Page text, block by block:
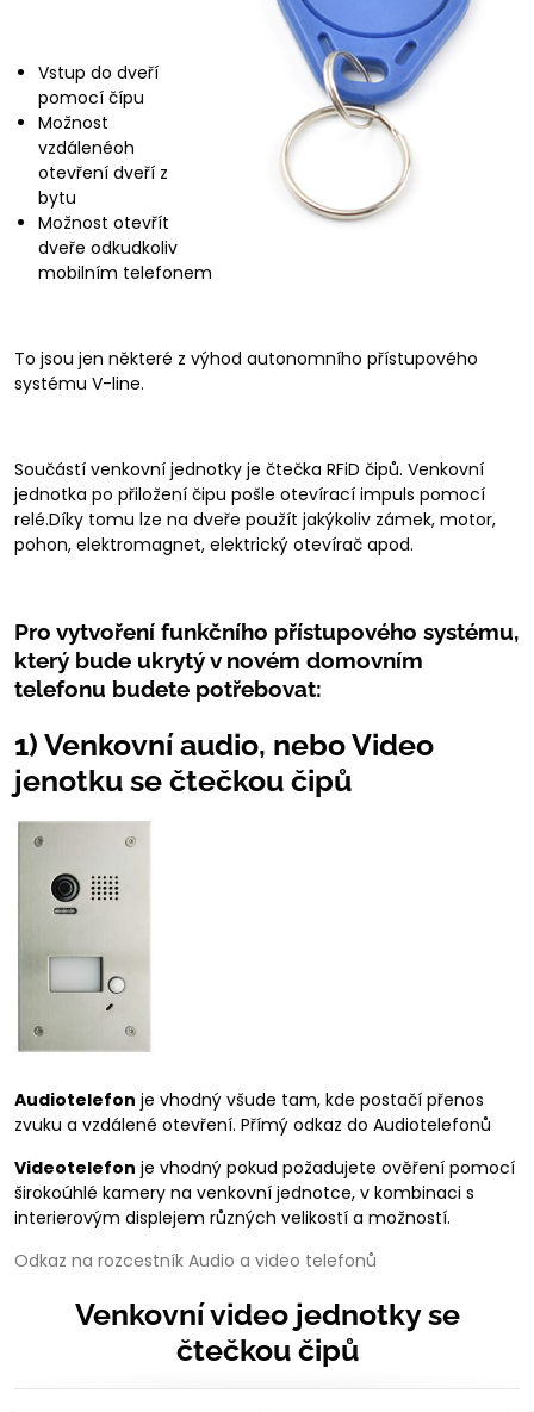
Vstup do dveří
pomocí čípu
Možnost
vzdálenéoh
otevření dveří z
bytu
Možnost otevřít
dveře odkudkoliv
mobilním telefonem
To jsou jen některé z výhod autonomního přístupového
systému V-line.
Součástí venkovní jednotky je čtečka RFiD čipů. Venkovní
jednotka po přiložení čipu pošle otevírací impuls pomocí
relé.Díky tomu lze na dveře použít jakýkoliv zámek, motor,
pohon, elektromagnet, elektrický otevírač apod.
Pro vytvoření funkčního přístupového systému,
který bude ukrytý v novém domovním
telefonu budete potřebovat:
1) Venkovní audio, nebo Video
jenotku se čtečkou čipů
Audiotelefon je vhodný všude tam, kde postačí přenos
zvuku a vzdálené otevření. Přímý odkaz do Audiotelefonů
Videotelefon je vhodný pokud požadujete ověření pomocí
širokoúhlé kamery na venkovní jednotce, v kombinaci s
interierovým displejem různých velikostí a možností.
Odkaz na rozcestník Audio a video telefonů
Venkovní video jednotky se
čtečkou čipů